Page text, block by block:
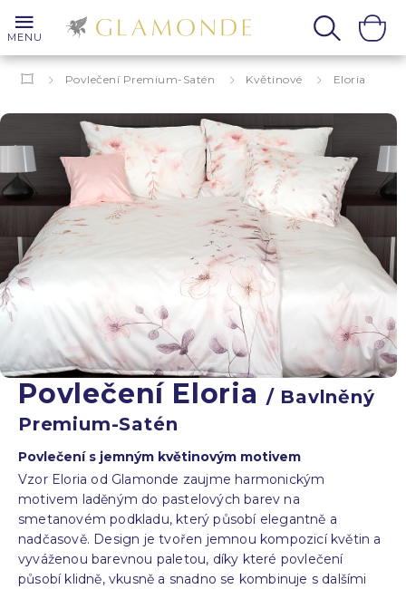
MENU
Povlečení Premium-Satén Květinové Eloria
Povlečení Eloria / Bavlněný
Premium-Satén
Povlečení s jemným květinovým motivem
Vzor Eloria od Glamonde zaujme harmonickým
motivem laděným do pastelových barev na
smetanovém podkladu, který působí elegantně a
nadčasově. Design je tvořen jemnou kompozicí květin a
vyváženou barevnou paletou, díky které povlečení
působí klidně, vkusně a snadno se kombinuje s dalšími